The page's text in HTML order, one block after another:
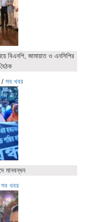
বিএনপি, জামায়াত ও এনসিপির
/ সব খবর
মানবন্ধন
সব খবর